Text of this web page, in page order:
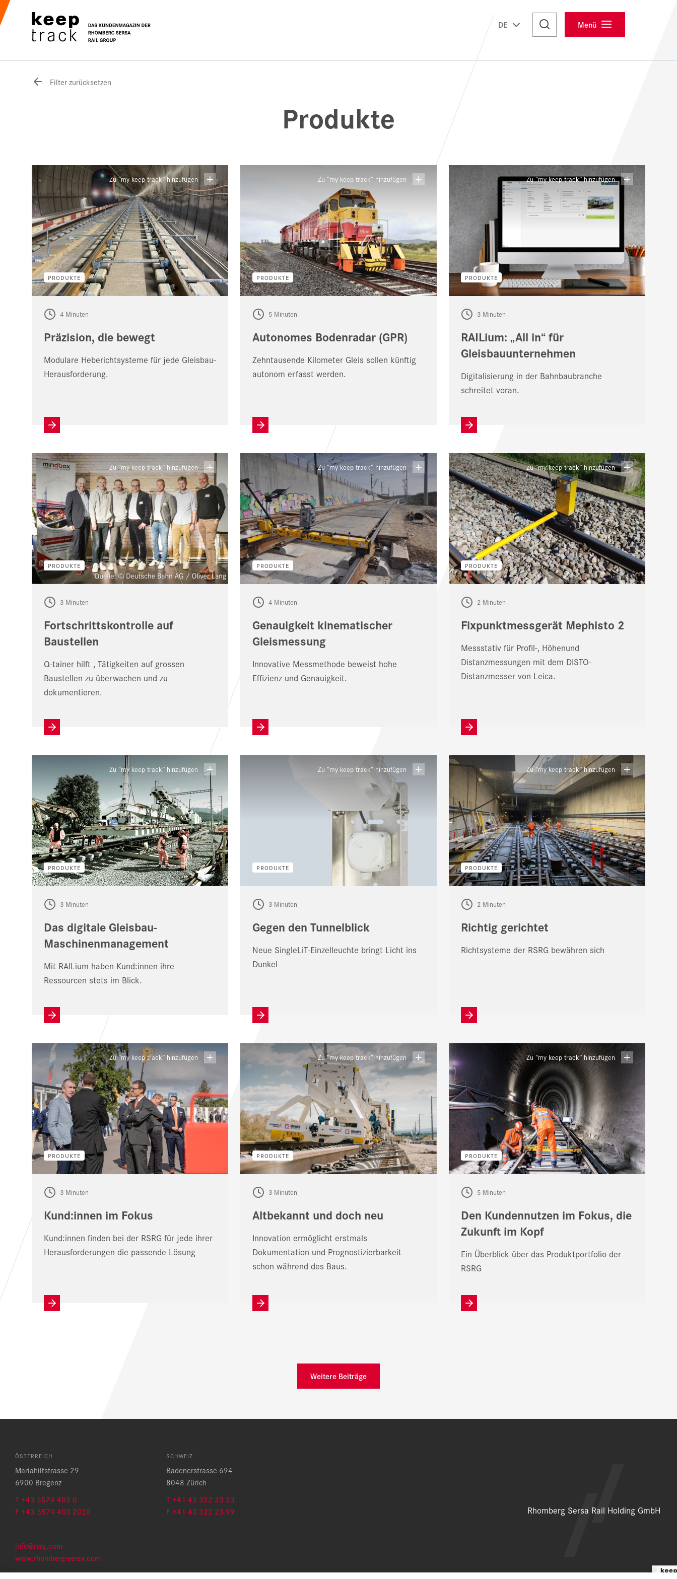
Menü
Filter zurücksetzen
Produkte
Zu “my keep track” hinzufügen
PRODUKTE
4 Minuten
Präzision, die bewegt
Modulare Heberichtsysteme für jede Gleisbau-
Herausforderung.
Zu “my keep track” hinzufügen
PRODUKTE
5 Minuten
Autonomes Bodenradar (GPR)
Zehntausende Kilometer Gleis sollen künftig
autonom erfasst werden.
Zu “my keep track” hinzufügen
PRODUKTE
3 Minuten
RAILium: „All in“ für
Gleisbauunternehmen
Digitalisierung in der Bahnbaubranche
schreitet voran.
Zu “my keep track” hinzufügen
PRODUKTE
3 Minuten
Fortschrittskontrolle auf
Baustellen
Q-tainer hilft , Tätigkeiten auf grossen
Baustellen zu überwachen und zu
dokumentieren.
Zu “my keep track” hinzufügen
PRODUKTE
4 Minuten
Genauigkeit kinematischer
Gleismessung
Innovative Messmethode beweist hohe
Effizienz und Genauigkeit.
Zu “my keep track” hinzufügen
PRODUKTE
2 Minuten
Fixpunktmessgerät Mephisto 2
Messstativ für Profil-, Höhenund
Distanzmessungen mit dem DISTO-
Distanzmesser von Leica.
Zu “my keep track” hinzufügen
PRODUKTE
3 Minuten
Das digitale Gleisbau-
Maschinenmanagement
Mit RAILium haben Kund:innen ihre
Ressourcen stets im Blick.
Zu “my keep track” hinzufügen
PRODUKTE
3 Minuten
Gegen den Tunnelblick
Neue SingleLiT-Einzelleuchte bringt Licht ins
Dunkel
Zu “my keep track” hinzufügen
PRODUKTE
2 Minuten
Richtig gerichtet
Richtsysteme der RSRG bewähren sich
Zu “my keep track” hinzufügen
PRODUKTE
3 Minuten
Kund:innen im Fokus
Kund:innen finden bei der RSRG für jede ihrer
Herausforderungen die passende Lösung
Zu “my keep track” hinzufügen
PRODUKTE
3 Minuten
Altbekannt und doch neu
Innovation ermöglicht erstmals
Dokumentation und Prognostizierbarkeit
schon während des Baus.
Zu “my keep track” hinzufügen
PRODUKTE
5 Minuten
Den Kundennutzen im Fokus, die
Zukunft im Kopf
Ein Überblick über das Produktportfolio der
RSRG
Weitere Beiträge
ÖSTERREICH
Mariahilfstrasse 29
6900 Bregenz
T +43 5574 403 0
F +43 5574 403 2020
info@rsrg.com
www.rhomberg-sersa.com
SCHWEIZ
Badenerstrasse 694
8048 Zürich
T +41 43 322 23 23
F +41 43 322 23 99
Rhomberg Sersa Rail Holding GmbH